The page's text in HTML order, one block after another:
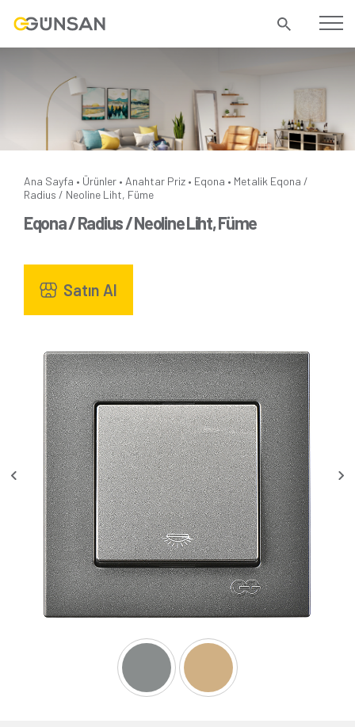
Ana Sayfa • Ürünler • Anahtar Priz • Eqona • Metalik Eqona /
Radius / Neoline Liht, Füme
Eqona / Radius / Neoline Liht, Füme
Satın Al